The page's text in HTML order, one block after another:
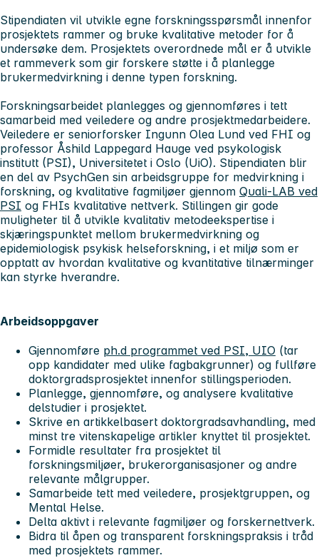
Stipendiaten vil utvikle egne forskningsspørsmål innenfor
prosjektets rammer og bruke kvalitative metoder for å
undersøke dem. Prosjektets overordnede mål er å utvikle
et rammeverk som gir forskere støtte i å planlegge
brukermedvirkning i denne typen forskning.
Forskningsarbeidet planlegges og gjennomføres i tett
samarbeid med veiledere og andre prosjektmedarbeidere.
Veiledere er seniorforsker Ingunn Olea Lund ved FHI og
professor Åshild Lappegard Hauge ved psykologisk
institutt (PSI), Universitetet i Oslo (UiO). Stipendiaten blir
en del av PsychGen sin arbeidsgruppe for medvirkning i
forskning, og kvalitative fagmiljøer gjennom Quali-LAB ved
PSI og FHIs kvalitative nettverk. Stillingen gir gode
muligheter til å utvikle kvalitativ metodeekspertise i
skjæringspunktet mellom brukermedvirkning og
epidemiologisk psykisk helseforskning, i et miljø som er
opptatt av hvordan kvalitative og kvantitative tilnærminger
kan styrke hverandre.
Arbeidsoppgaver
Gjennomføre ph.d programmet ved PSI, UIO (tar
opp kandidater med ulike fagbakgrunner) og fullføre
doktorgradsprosjektet innenfor stillingsperioden.
Planlegge, gjennomføre, og analysere kvalitative
delstudier i prosjektet.
Skrive en artikkelbasert doktorgradsavhandling, med
minst tre vitenskapelige artikler knyttet til prosjektet.
Formidle resultater fra prosjektet til
forskningsmiljøer, brukerorganisasjoner og andre
relevante målgrupper.
Samarbeide tett med veiledere, prosjektgruppen, og
Mental Helse.
Delta aktivt i relevante fagmiljøer og forskernettverk.
Bidra til åpen og transparent forskningspraksis i tråd
med prosjektets rammer.